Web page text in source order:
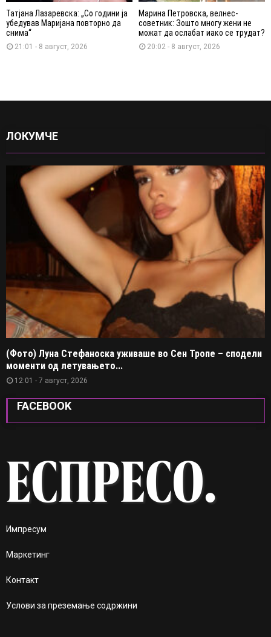
Татјана Лазаревска: „Со години ја
убедував Маријана повторно да
снима“
21:01 - 8 август, 2026
Марина Петровска, велнес-
советник: Зошто многу жени не
можат да ослабат иако се трудат?
20:02 - 8 август, 2026
ЛОКУМЧЕ
(Фото) Луна Стефаноска уживаше во Сен Тропе – сподели
моменти од летувањето...
12:01 - 7 август, 2026
FACEBOOK
Импресум
Маркетинг
Контакт
Услови за преземање содржини